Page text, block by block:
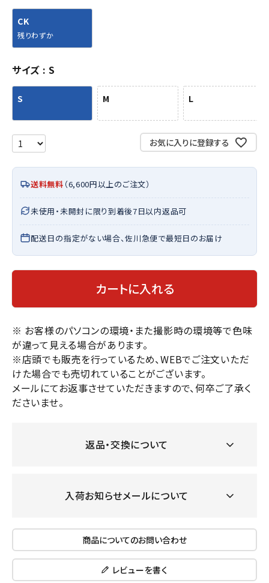
CK
残りわずか
サイズ S
S M L
お気に入りに登録する
送料無料 （6,600円以上のご注文）
未使用・未開封に限り到着後7日以内返品可
配送日の指定がない場合、佐川急便で最短日のお届け
カートに入れる
※ お客様のパソコンの環境・また撮影時の環境等で色味
が違って見える場合があります。
※店頭でも販売を行っているため、WEBでご注文いただ
けた場合でも売切れていることがございます。
メールにてお返事させていただきますので、何卒ご了承く
ださいませ。
返品・交換について
入荷お知らせメールについて
商品についてのお問い合わせ
レビューを書く